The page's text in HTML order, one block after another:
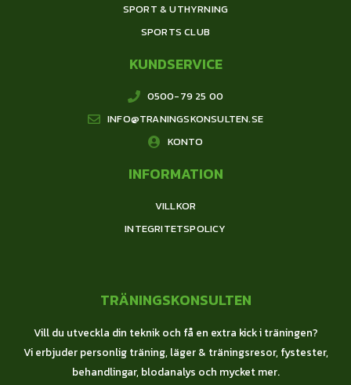
SPORT & UTHYRNING
SPORTS CLUB
KUNDSERVICE
0500-79 25 00
INFO@TRANINGSKONSULTEN.SE
KONTO
INFORMATION
VILLKOR
INTEGRITETSPOLICY
TRÄNINGSKONSULTEN
Vill du utveckla din teknik och få en extra kick i träningen?
Vi erbjuder personlig träning, läger & träningsresor, fystester,
behandlingar, blodanalys och mycket mer.